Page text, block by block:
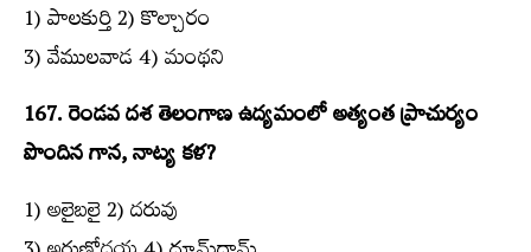
1) పాలకుర్తి 2) కొల్చారం
3) వేములవాడ 4) మంథని
167. రెండవ దశ తెలంగాణ ఉద్యమంలో అత్యంత ప్రాచుర్యం
పొందిన గాన, నాట్య కళ?
1) అలైబలై 2) దరువు